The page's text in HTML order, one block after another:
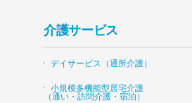
介護サービス
デイサービス（通所介護）
小規模多機能型居宅介護
（通い・訪問介護・宿泊）